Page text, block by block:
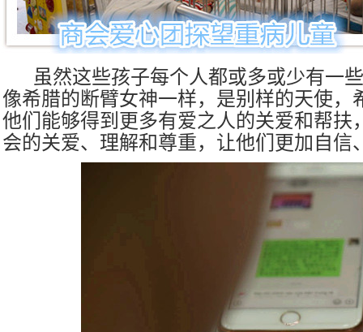
虽然这些孩子每个人都或多或少有一
像希腊的断臂女神一样，是别样的天使
他们能够得到更多有爱之人的关爱和帮
会的关爱、理解和尊重，让他们更加自信